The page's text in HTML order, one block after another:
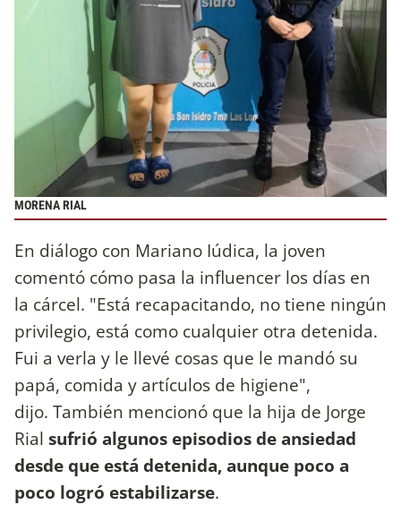
MORENA RIAL
En diálogo con Mariano Iúdica, la joven
comentó cómo pasa la influencer los días en
la cárcel. "Está recapacitando, no tiene ningún
privilegio, está como cualquier otra detenida.
Fui a verla y le llevé cosas que le mandó su
papá, comida y artículos de higiene",
dijo. También mencionó que la hija de Jorge
Rial sufrió algunos episodios de ansiedad
desde que está detenida, aunque poco a
poco logró estabilizarse.